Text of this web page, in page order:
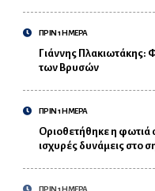
ΠΡΙΝ 1 ΗΜΕΡΑ
Γιάννης Πλακιωτάκης:
των Βρυσών
ΠΡΙΝ 1 ΗΜΕΡΑ
Οριοθετήθηκε η φωτιά
ισχυρές δυνάμεις στο
ΠΡΙΝ 1 ΗΜΕΡΑ